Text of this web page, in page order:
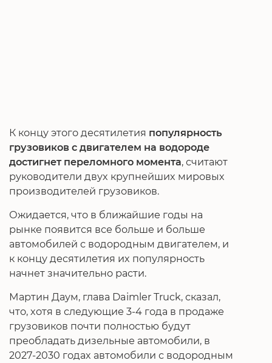
К концу этого десятилетия популярность
грузовиков с двигателем на водороде
достигнет переломного момента, считают
руководители двух крупнейших мировых
производителей грузовиков.
Ожидается, что в ближайшие годы на
рынке появится все больше и больше
автомобилей с водородным двигателем, и
к концу десятилетия их популярность
начнет значительно расти.
Мартин Даум, глава Daimler Truck, сказал,
что, хотя в следующие 3-4 года в продаже
грузовиков почти полностью будут
преобладать дизельные автомобили, в
2027-2030 годах автомобили с водородным